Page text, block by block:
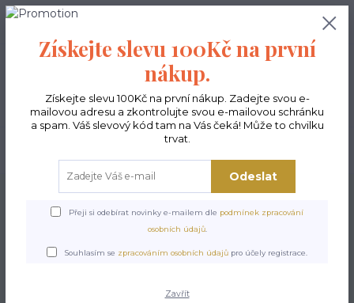
0,00 Kč
Úvod POSLEDNÍ KUSY ledvinka - Galimatiáš
ledvinka - Galimatiáš
Získejte slevu 100Kč na první
nákup.
Získejte slevu 100Kč na první nákup. Zadejte svou e-
mailovou adresu a zkontrolujte svou e-mailovou schránku
a spam. Váš slevový kód tam na Vás čeká! Může to chvilku
trvat.
Odeslat
Přeji si odebírat novinky e-mailem dle podmínek zpracování
osobních údajů.
Souhlasím se zpracováním osobních údajů pro účely registrace.
Zavřít